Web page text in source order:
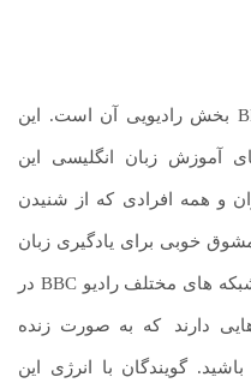
یکی از بخش های جذاب سایت BBC بخش رادیویی آن است. این
زبان انگلیسی این
و همه افرادی که از شنیدن
خوبی برای یادگیری زبان
انگلیسی محسوب میشود. همچنین شبکه های مختلف رادیو BBC در
دارند که به صورت زنده
گویندگان با انرژی این